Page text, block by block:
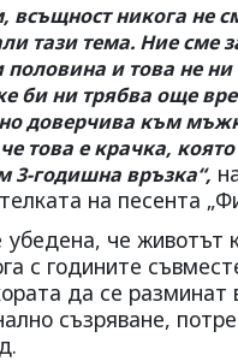
всъщност никога не
тази тема. Ние сме
половина и това не ни
би ни трябва още
доверчива към
това е крачка,
3-годишна връзка“,
на песента
убедена, че животът
с годините
да се разминат
съзряване,